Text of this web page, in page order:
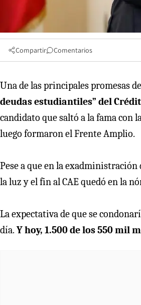
Compartir Comentarios
Una de las principales promesas
deudas estudiantiles” del
candidato que saltó a la fama con
luego formaron el Frente Amplio.
Pese a que en la
la luz y el fin al CAE quedó en la
La expectativa de que se
día. Y hoy, 1.500 de los 550 mil